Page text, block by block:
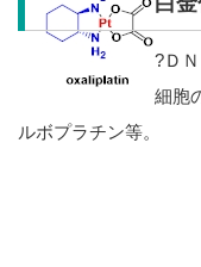
?Ｄ
細胞
ルボプラチン等。